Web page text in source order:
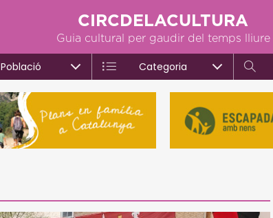
CIRCDELACULTURA
Guia cultural per gaudir del temps lliure
Població Categoria